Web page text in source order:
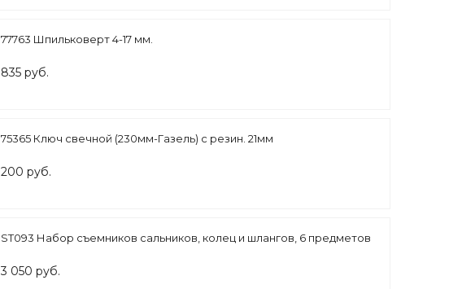
77763 Шпильковерт 4-17 мм.
835 руб.
75365 Ключ свечной (230мм-Газель) с резин. 21мм
200 руб.
ST093 Набор съемников сальников, колец и шлангов, 6 предметов
3 050 руб.